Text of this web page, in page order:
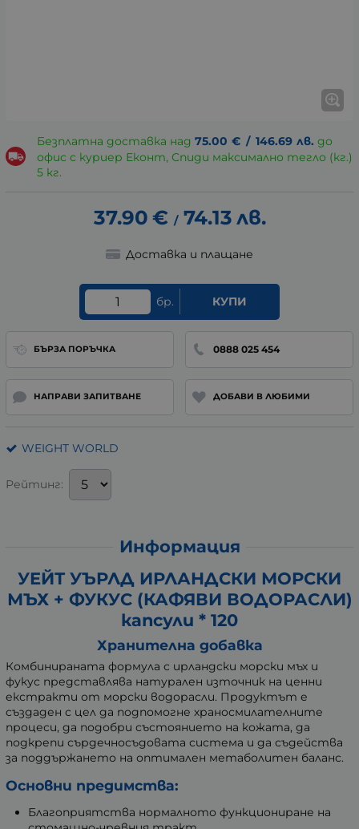
Безплатна доставка над 75.00 € / 146.69 лв. до
офис с куриер Еконт, Спиди максимално тегло (кг.)
5 кг.
37.90 € / 74.13 лв.
Доставка и плащане
бр. КУПИ
БЪРЗА ПОРЪЧКА 0888 025 454
НАПРАВИ ЗАПИТВАНЕ ДОБАВИ В ЛЮБИМИ
WEIGHT WORLD
Рейтинг:
Информация
УЕЙТ УЪРЛД ИРЛАНДСКИ МОРСКИ
МЪХ + ФУКУС (КАФЯВИ ВОДОРАСЛИ)
капсули * 120
Хранителна добавка
Комбинираната формула с ирландски морски мъх и
фукус представлява натурален източник на ценни
екстракти от морски водорасли. Продуктът е
създаден с цел да подпомогне храносмилателните
процеси, да подобри състоянието на кожата, да
подкрепи сърдечносъдовата система и да съдейства
за поддържането на оптимален метаболитен баланс.
Основни предимства:
Благоприятства нормалното функциониране на